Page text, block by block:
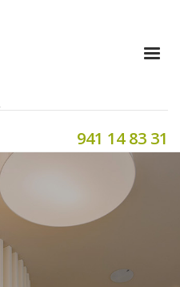
941 14 83 31